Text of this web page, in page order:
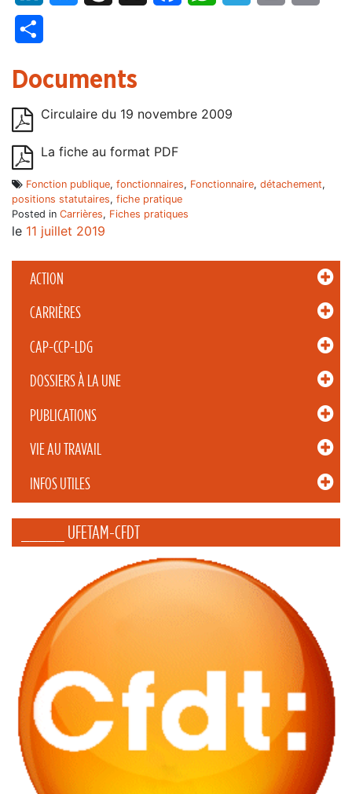
ACTION
CARRIÈRES
CAP-CCP-LDG
DOSSIERS À LA UNE
PUBLICATIONS
VIE AU TRAVAIL
INFOS UTILES
_____ UFETAM-CFDT
Documents
Circulaire du 19 novembre 2009
La fiche au format PDF
Fonction publique, fonctionnaires, Fonctionnaire, détachement,
positions statutaires, fiche pratique
Posted in Carrières, Fiches pratiques
le 11 juillet 2019